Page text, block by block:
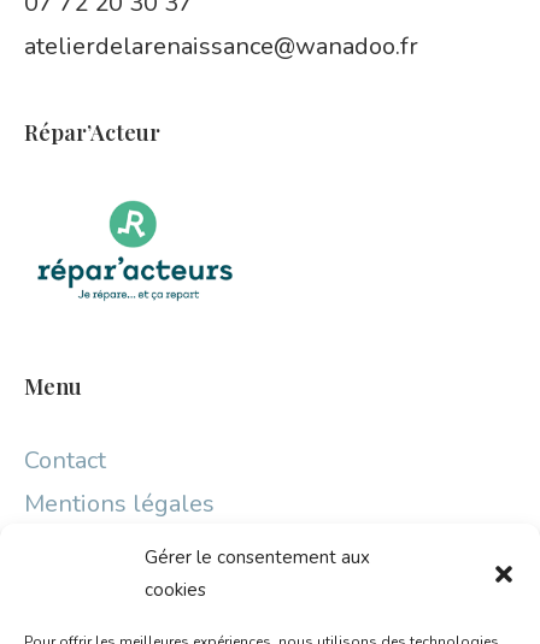
Gérer le consentement aux
cookies
atelierdelarenaissance@wanadoo.fr
Répar’Acteur
Menu
Contact
Mentions légales